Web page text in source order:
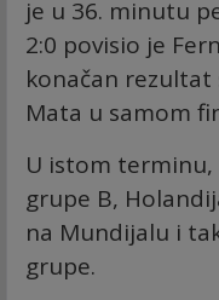
je u 36. minutu
2:0 povisio je
konačan
Mata u samom
U istom
grupe B,
na Mundijalu i
grupe.